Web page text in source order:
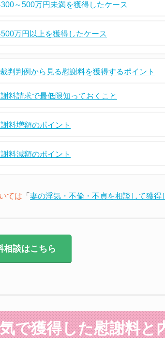
～500万円未満を獲得したケース
万円以上を獲得したケース
判判例から見る慰謝料を獲得するポイント
料請求で最低限知っておくこと
料増額のポイント
料減額のポイント
ては 「 妻の浮気・不倫・不貞を相談して獲得
相談はこちら
で獲得した慰謝料と